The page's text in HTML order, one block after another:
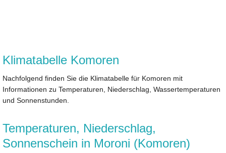
Klimatabelle Komoren
Nachfolgend finden Sie die Klimatabelle für Komoren mit
Informationen zu Temperaturen, Niederschlag, Wassertemperaturen
und Sonnenstunden.
Temperaturen, Niederschlag,
Sonnenschein in Moroni (Komoren)